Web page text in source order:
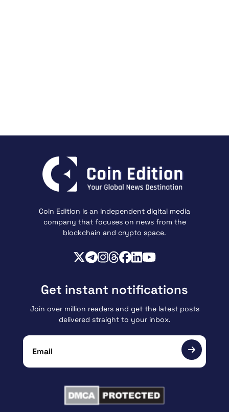
Coin Edition is an independent digital media
company that focuses on news from the
blockchain and crypto space.
Get instant notifications
Join over million readers and get the latest posts
delivered straight to your inbox.